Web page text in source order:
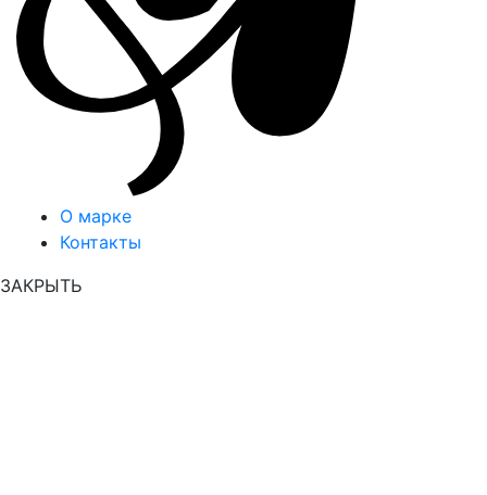
О марке
Контакты
ЗАКРЫТЬ